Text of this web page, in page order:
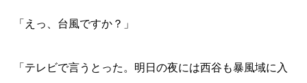
「えっ、台風ですか？」
「テレビで言うとった。明日の夜には西谷も暴風域に入